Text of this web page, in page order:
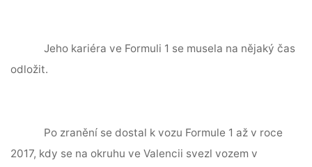
Jeho kariéra ve Formuli 1 se musela na nějaký čas
odložit.
Po zranění se dostal k vozu Formule 1 až v roce
2017, kdy se na okruhu ve Valencii svezl vozem v